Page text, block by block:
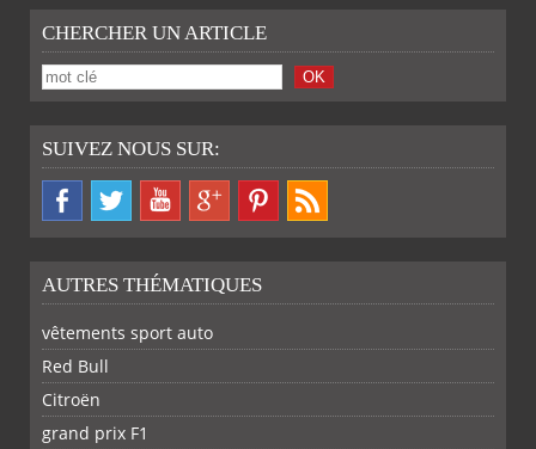
CHERCHER UN ARTICLE
SUIVEZ NOUS SUR:
AUTRES THÉMATIQUES
vêtements sport auto
Red Bull
Citroën
grand prix F1